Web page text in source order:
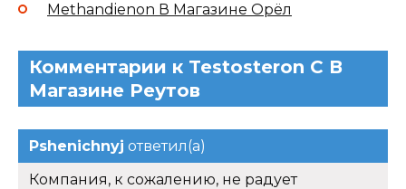
Methandienon В Магазине Орёл
Комментарии к Testosteron C В
Магазине Реутов
Pshenichnyj ответил(а)
Компания, к сожалению, не радует